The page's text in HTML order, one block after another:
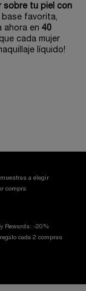
sobre tu piel con
favorita,
ahora en 40
cada mujer
líquido!
a elegir
compra
Rewards: -20%
cada 2 compras